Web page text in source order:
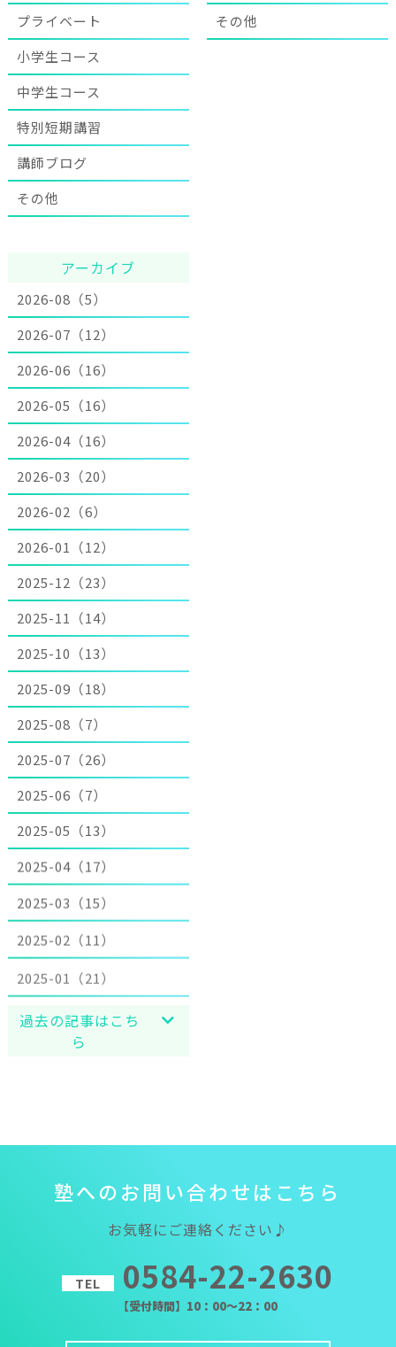
プライベート
小学生コース
中学生コース
特別短期講習
講師ブログ
その他
その他
アーカイブ
2026-08（5）
2026-07（12）
2026-06（16）
2026-05（16）
2026-04（16）
2026-03（20）
2026-02（6）
2026-01（12）
2025-12（23）
2025-11（14）
2025-10（13）
2025-09（18）
2025-08（7）
2025-07（26）
2025-06（7）
2025-05（13）
2025-04（17）
2025-03（15）
2025-02（11）
2025-01（21）
過去の記事はこち
ら
塾への お問い合わせは こ ち ら
お気軽にご連絡ください♪
TEL 0584-22-2630
【受付時間】10：00～22：00